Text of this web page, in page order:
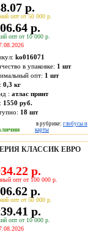
р.
опт от 50 000 р.
р.
опт от 10 000 р.
ko016071
в упаковке: 1 шт
опт: 1 шт
0,3 кг
: атлас принт
1550 руб.
18 шт
в рубрике: глобусы и
карты
КЛАССИК ЕВРО
р.
опт от 100 000 р.
р.
опт от 50 000 р.
р.
опт от 10 000 р.